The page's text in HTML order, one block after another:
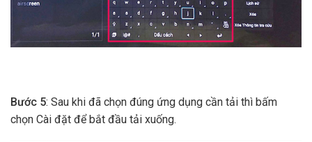
Bước 5: Sau khi đã chọn đúng ứng dụng cần tải thì bấm
chọn Cài đặt để bắt đầu tải xuống.